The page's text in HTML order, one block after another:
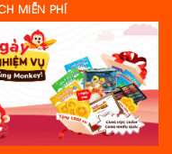
MIỄN PHÍ